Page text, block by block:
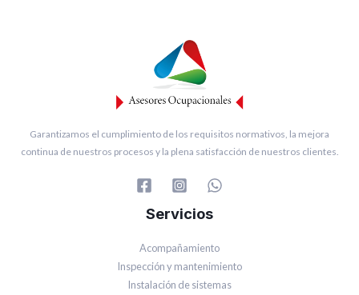
Garantizamos el cumplimiento de los requisitos normativos, la mejora
continua de nuestros procesos y la plena satisfacción de nuestros clientes.
Servicios
Acompañamiento
Inspección y mantenimiento
Instalación de sistemas